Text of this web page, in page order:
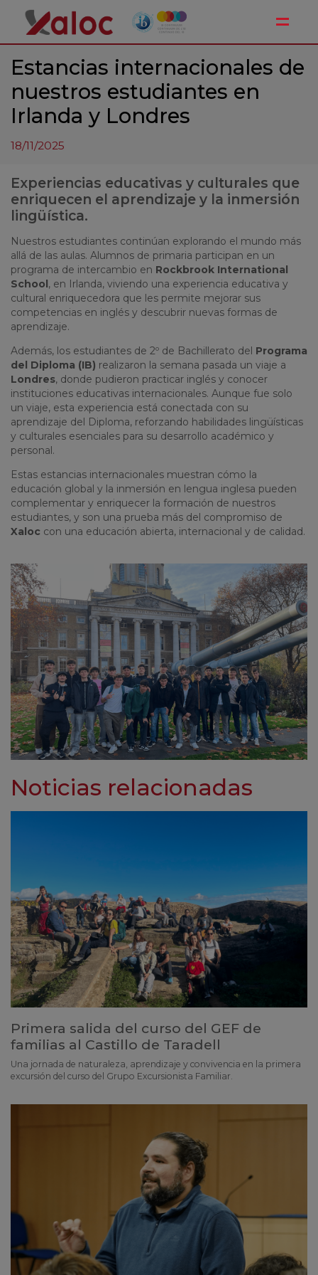
Estancias internacionales de
nuestros estudiantes en
Irlanda y Londres
18/11/2025
Experiencias educativas y culturales que
enriquecen el aprendizaje y la inmersión
lingüística.
Nuestros estudiantes continúan explorando el mundo más
allá de las aulas. Alumnos de primaria participan en un
programa de intercambio en Rockbrook International
School , en Irlanda, viviendo una experiencia educativa y
cultural enriquecedora que les permite mejorar sus
competencias en inglés y descubrir nuevas formas de
aprendizaje.
Además, los estudiantes de 2º de Bachillerato del Programa
del Diploma (IB) realizaron la semana pasada un viaje a
Londres, donde pudieron practicar inglés y conocer
instituciones educativas internacionales. Aunque fue solo
un viaje, esta experiencia está conectada con su
aprendizaje del Diploma, reforzando habilidades lingüísticas
y culturales esenciales para su desarrollo académico y
personal.
Estas estancias internacionales muestran cómo la
educación global y la inmersión en lengua inglesa pueden
complementar y enriquecer la formación de nuestros
estudiantes, y son una prueba más del compromiso de
Xaloc con una educación abierta, internacional y de calidad.
Noticias relacionadas
Primera salida del curso del GEF de
familias al Castillo de Taradell
Una jornada de naturaleza, aprendizaje y convivencia en la primera
excursión del curso del Grupo Excursionista Familiar.